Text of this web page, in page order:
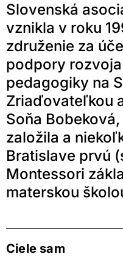
Slovenská
vznikla v roku
združenie za
podpory
pedagogiky na
Zriaďovateľkou
Soňa
založila a
Bratislave prvú
Montessori
materskou
Ciele sam